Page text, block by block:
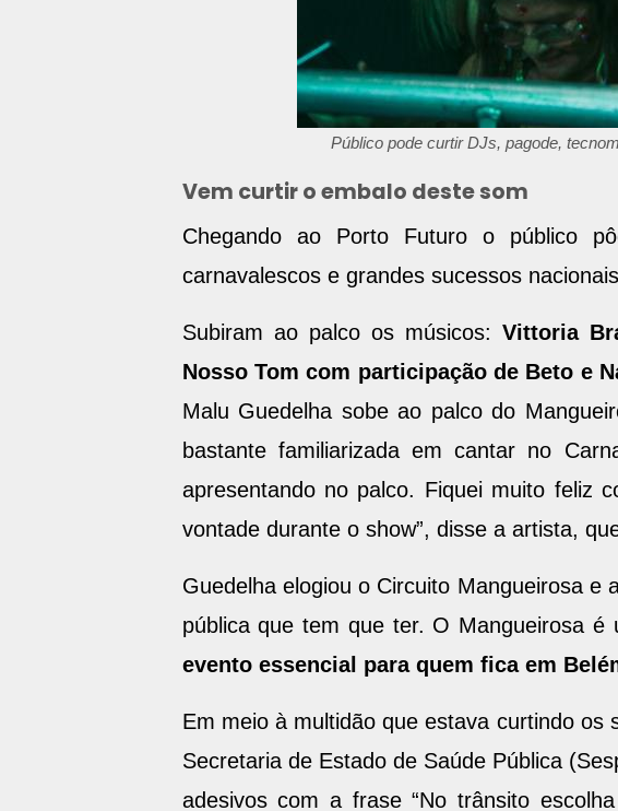
Público pode curtir DJs, pagode,
Vem curtir o embalo deste som
Chegando ao Porto Futuro o público
carnavalescos e grandes sucessos
Subiram ao palco os músicos: Vittoria
Nosso Tom com participação de Beto e
Malu Guedelha sobe ao palco do
bastante familiarizada em cantar no
apresentando no palco. Fiquei muito feliz
vontade durante o show”, disse a artista,
Guedelha elogiou o Circuito Mangueirosa e
pública que tem que ter. O Mangueirosa
evento essencial para quem fica em
Em meio à multidão que estava curtindo
Secretaria de Estado de Saúde Pública
adesivos com a frase “No trânsito